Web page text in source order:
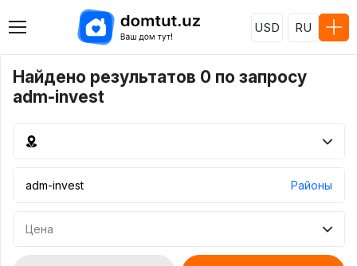
USD RU
Найдено результатов 0 по запросу
adm-invest
Районы
Цена